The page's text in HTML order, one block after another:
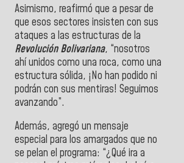
Asimismo, reafirmó que a pesar de
que esos sectores insisten con sus
ataques a las estructuras de la
Revolución Bolivariana, “nosotros
ahí unidos como una roca, como una
estructura sólida, ¡No han podido ni
podrán con sus mentiras! Seguimos
avanzando”.
Además, agregó un mensaje
especial para los amargados que no
se pelan el programa: “¿Qué ira a